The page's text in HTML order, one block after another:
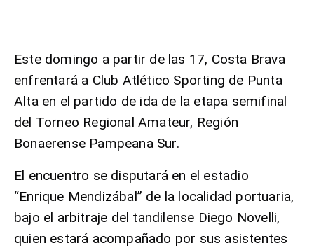
Este domingo a partir de las 17, Costa Brava
enfrentará a Club Atlético Sporting de Punta
Alta en el partido de ida de la etapa semifinal
del Torneo Regional Amateur, Región
Bonaerense Pampeana Sur.
El encuentro se disputará en el estadio
“Enrique Mendizábal” de la localidad portuaria,
bajo el arbitraje del tandilense Diego Novelli,
quien estará acompañado por sus asistentes